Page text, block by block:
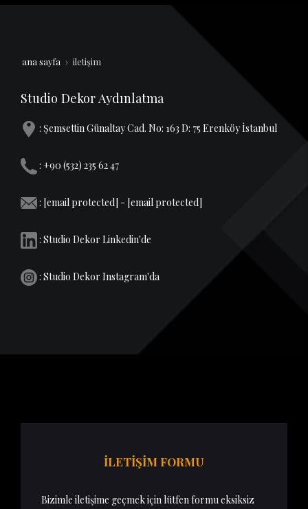
ana sayfa i̇letişim
Studio Dekor Aydınlatma
: Şemsettin Günaltay Cad. No: 163 D: 75 Erenköy İstanbul
: +90 (532) 235 62 47
: [email protected] - [email protected]
: Studio Dekor Linkedin'de
: Studio Dekor Instagram'da
İLETİŞİM FORMU
Bizimle iletişime geçmek için lütfen formu eksiksiz